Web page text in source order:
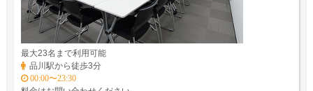
最大23名まで利用可能
品川駅から徒歩3分
00:00〜23:30